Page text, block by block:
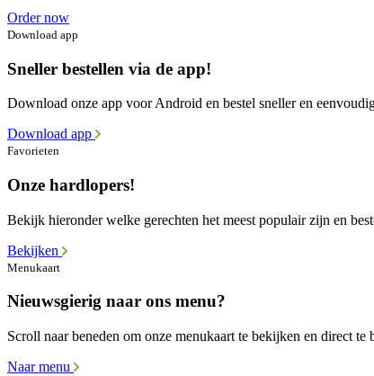
Order now
Download app
Sneller bestellen via de app!
Download onze app voor Android en bestel sneller en
Download app
Favorieten
Onze hardlopers!
Bekijk hieronder welke gerechten het meest populair zijn en
Bekijken
Menukaart
Nieuwsgierig naar ons menu?
Scroll naar beneden om onze menukaart te bekijken en direct te
Naar menu